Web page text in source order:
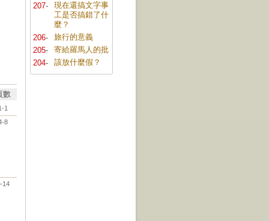
數
1
8
14
207-
現在還搞文字事
工是否搞錯了什
麼？
206-
旅行的意義
205-
寄給羅馬人的批
204- 該放什麼假？